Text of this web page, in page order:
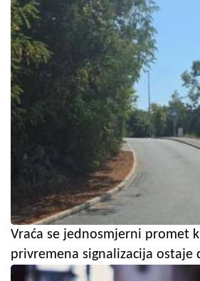
Vraća se jednosmjerni promet
privremena signalizacija ostaje